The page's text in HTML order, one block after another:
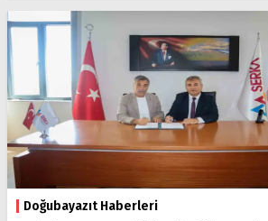
Doğubayazıt Haberleri